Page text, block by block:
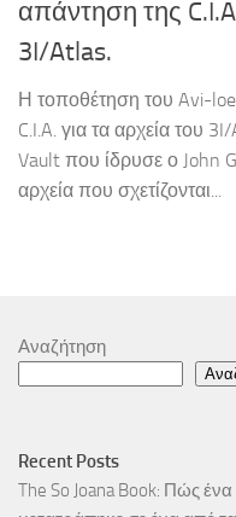
απάντηση της
3I/Atlas.
Η τοποθέτηση του Avi-
C.I.A. για τα αρχεία του
Vault που ίδρυσε ο John
αρχεία που σχετίζονται...
Αναζήτηση
Recent Posts
The So Joana Book: Πώς ένα